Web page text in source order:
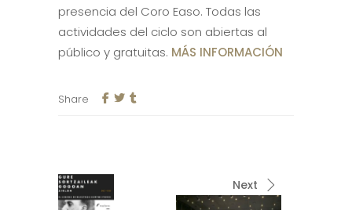
presencia del Coro Easo. Todas las
actividades del ciclo son abiertas al
público y gratuitas. MÁS INFORMACIÓN
Share
Next